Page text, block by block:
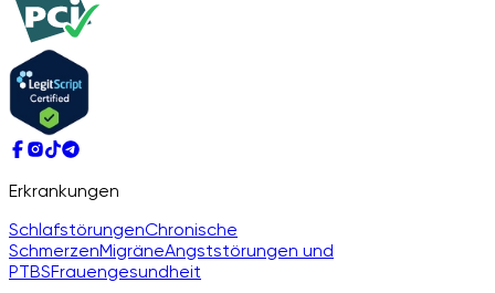
Erkrankungen
SchlafstörungenChronische
SchmerzenMigräneAngststörungen und
PTBSFrauengesundheit